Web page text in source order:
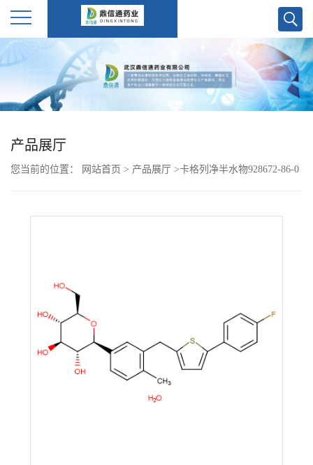
公
产品展厅
您当前的位置： 网站首页 > 产品展厅 >卡格列净半水物928672-86-0